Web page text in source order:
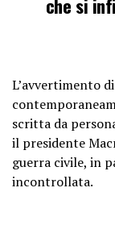
L’avvertimento
scritta da
il presidente
guerra civile, in
incontrollata.